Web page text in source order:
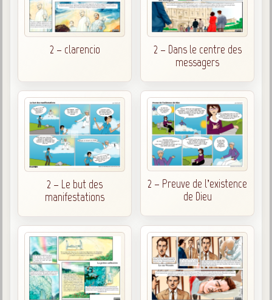
Consultez les réponses
Posez votre question
Galerie photos
Vidéoscope
Filmothèque
Les Illustrés
Vidéos courtes de Divaldo
Centres spirites
France
2 – clarencio
2 – Dans le centre des
messagers
2 – Le but des
manifestations
2 – Preuve de l’existence
de Dieu